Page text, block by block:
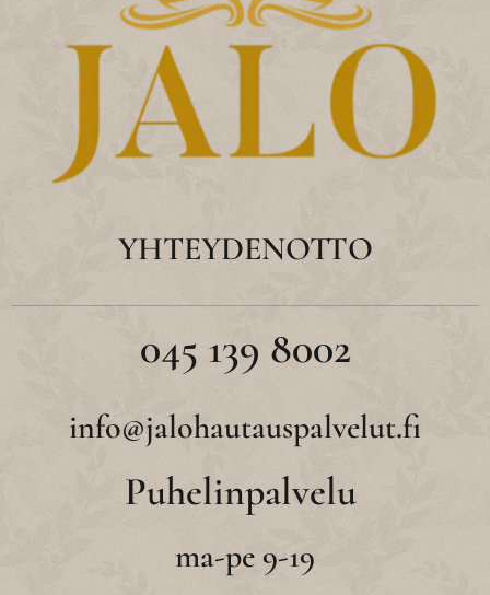
YHTEYDENOTTO
045 139 8002
info@jalohautauspalvelut.fi
Puhelinpalvelu
ma-pe 9-19